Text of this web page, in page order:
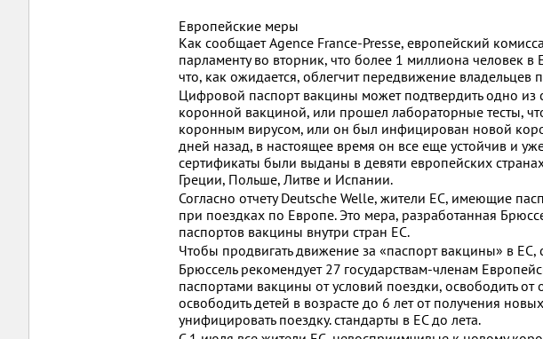
Европейские меры
Как сообщает Agence France-Presse, европейский
парламенту во вторник, что более 1 миллиона человек
что, как ожидается, облегчит передвижение владельцев
Цифровой паспорт вакцины может подтвердить одно
коронной вакциной, или прошел лабораторные тесты,
коронным вирусом, или он был инфицирован новой
дней назад, в настоящее время он все еще устойчив и
сертификаты были выданы в девяти европейских
Греции, Польше, Литве и Испании.
Согласно отчету Deutsche Welle, жители ЕС, имеющие
при поездках по Европе. Это мера, разработанная
паспортов вакцины внутри стран ЕС.
Чтобы продвигать движение за «паспорт вакцины» в
Брюссель рекомендует 27 государствам-членам
паспортами вакцины от условий поездки, освободить
освободить детей в возрасте до 6 лет от получения
унифицировать поездку. стандарты в ЕС до лета.